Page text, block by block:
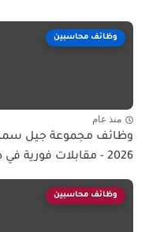
وظائف محاسبين
منذ عام
وظائف مجموعة جيل
2026 - مقابلات فورية في دبي
وظائف محاسبين